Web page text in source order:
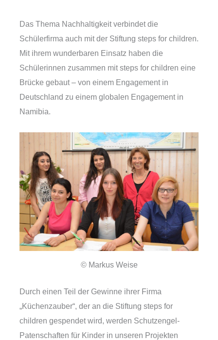
Das Thema Nachhaltigkeit verbindet die
Schülerfirma auch mit der Stiftung steps for children.
Mit ihrem wunderbaren Einsatz haben die
Schülerinnen zusammen mit steps for children eine
Brücke gebaut – von einem Engagement in
Deutschland zu einem globalen Engagement in
Namibia.
© Markus Weise
Durch einen Teil der Gewinne ihrer Firma
„Küchenzauber“, der an die Stiftung steps for
children gespendet wird, werden Schutzengel-
Patenschaften für Kinder in unseren Projekten